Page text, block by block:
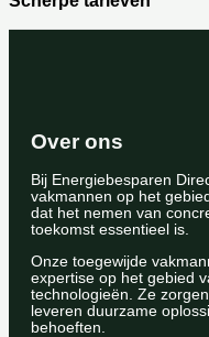
Over ons
Bij Energiebesparen
vakmannen op het
dat het nemen van
toekomst essentieel is.
Onze toegewijde
expertise op het gebied
technologieën. Ze
leveren duurzame
behoeften.